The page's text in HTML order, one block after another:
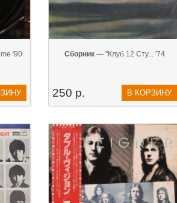
'90 Сборник — "Клуб 12 Сту... '74
250 р. В КОРЗИНУ